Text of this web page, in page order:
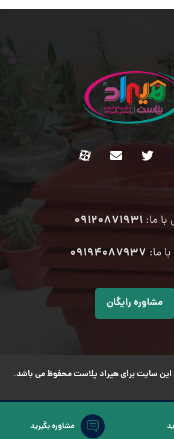
با ما:09120871931
ما: ۰۹۱۹۴۰۸۷۹۳۷
مشاوره رایگان
سایت برای هیراد پلاست محفوظ می باشد.
مشاوره بگیرید